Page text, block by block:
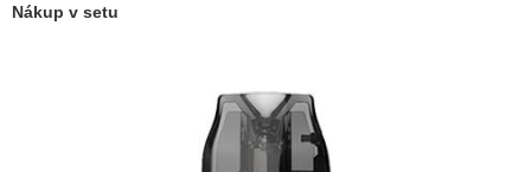
Nákup v setu